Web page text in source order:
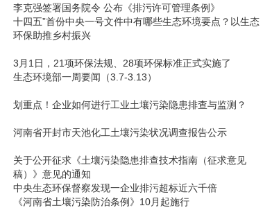
李克强签署国务院令 公布《排污许可管理条例》
十四五”首份中央一号文件中有哪些生态环境要点？以生态
环保助推乡村振兴
3月1日，21项环保法规、28项环保标准正式实施了
生态环境部一周要闻（3.7-3.13）
划重点！企业如何进行工业土壤污染隐患排查与监测？
河南省开封市天池化工土壤污染状况调查报告公示
关于公开征求《土壤污染隐患排查技术指南（征求意见
稿）》意见的通知
中央生态环保督察发现一企业排污超标近六千倍
《河南省土壤污染防治条例》10月起施行